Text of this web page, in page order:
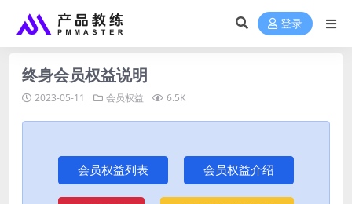
登录
终身会员权益说明
2023-05-11 会员权益 6.5K
会员权益列表 会员权益介绍